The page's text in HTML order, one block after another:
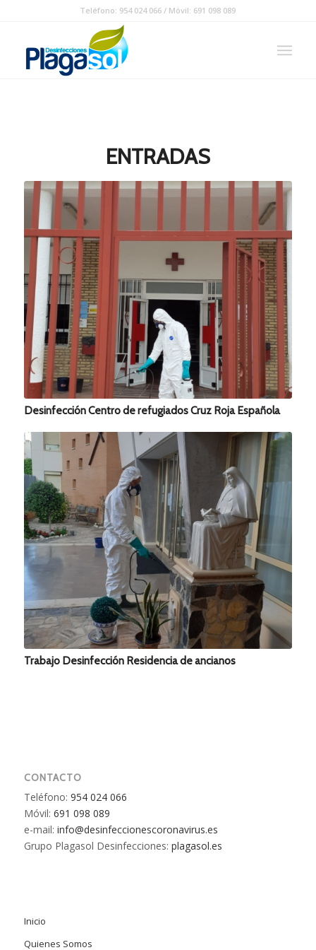
Teléfono: 954 024 066 / Móvil: 691 098 089
ENTRADAS
Desinfección Centro de refugiados Cruz Roja Española
Trabajo Desinfección Residencia de ancianos
CONTACTO
Teléfono: 954 024 066
Móvil: 691 098 089
e-mail: info@desinfeccionescoronavirus.es
Grupo Plagasol Desinfecciones: plagasol.es
Inicio
Quienes Somos